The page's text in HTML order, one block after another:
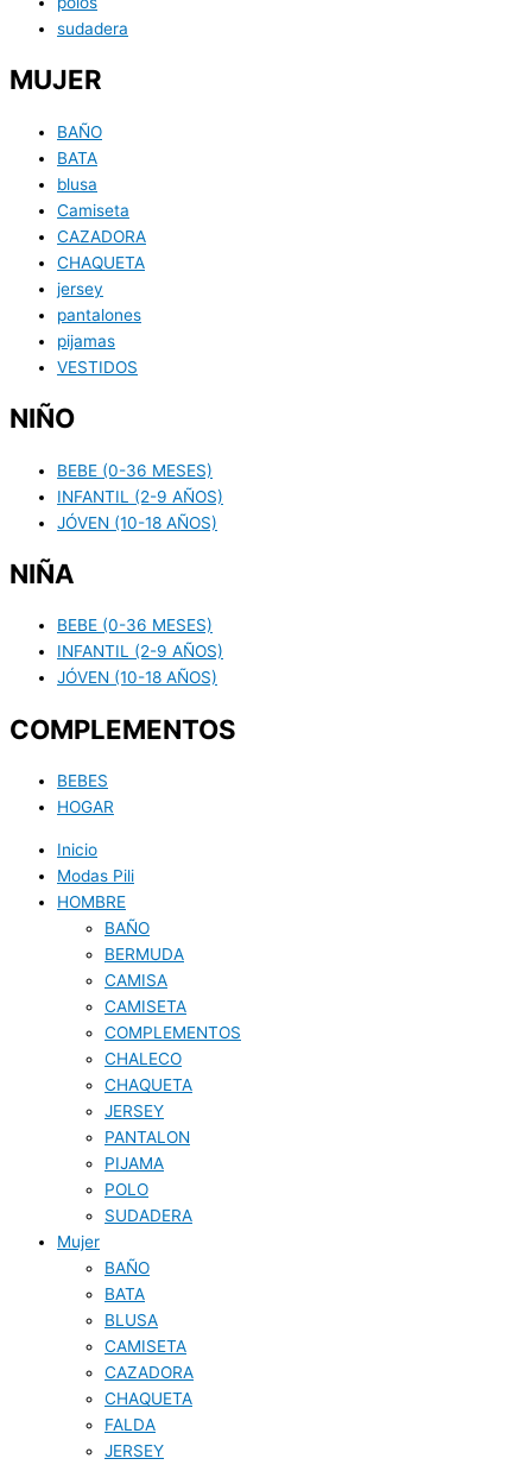
sudadera
MUJER
BAÑO
BATA
blusa
Camiseta
CAZADORA
CHAQUETA
jersey
pantalones
pijamas
VESTIDOS
NIÑO
BEBE (0-36 MESES)
INFANTIL (2-9 AÑOS)
JÓVEN (10-18 AÑOS)
NIÑA
BEBE (0-36 MESES)
INFANTIL (2-9 AÑOS)
JÓVEN (10-18 AÑOS)
COMPLEMENTOS
BEBES
HOGAR
Inicio
Modas Pili
HOMBRE
BAÑO
BERMUDA
CAMISA
CAMISETA
COMPLEMENTOS
CHALECO
CHAQUETA
JERSEY
PANTALON
PIJAMA
POLO
SUDADERA
Mujer
BAÑO
BATA
BLUSA
CAMISETA
CAZADORA
CHAQUETA
FALDA
JERSEY